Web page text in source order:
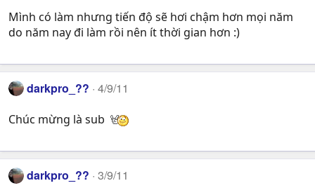
Mình có làm nhưng tiến độ sẽ hơi chậm hơn mọi năm
do năm nay đi làm rồi nên ít thời gian hơn :)
darkpro_?? 4/9/11
Chúc mừng là sub
darkpro_?? 3/9/11